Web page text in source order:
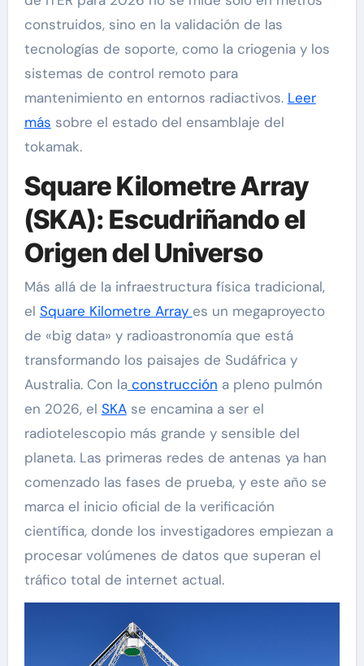
construidos, sino en la validación de las
tecnologías de soporte, como la criogenia y los
sistemas de control remoto para
mantenimiento en entornos radiactivos. Leer
más sobre el estado del ensamblaje del
tokamak.
Square Kilometre Array
(SKA): Escudriñando el
Origen del Universo
Más allá de la infraestructura física tradicional,
el Square Kilometre Array es un megaproyecto
de «big data» y radioastronomía que está
transformando los paisajes de Sudáfrica y
Australia. Con laconstrucción a pleno pulmón
en 2026, el SKAse encamina a ser el
radiotelescopio más grande y sensible del
planeta. Las primeras redes de antenas ya han
comenzado las fases de prueba, y este año se
marca el inicio oficial de la verificación
científica, donde los investigadores empiezan a
procesar volúmenes de datos que superan el
tráfico total de internet actual.